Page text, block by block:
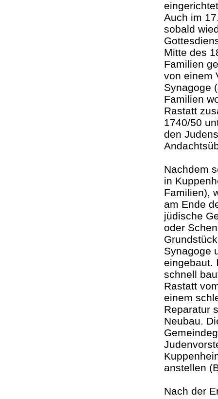
Auch im
sobald
Mitte des
Familien
von einem
Synagoge
Familien
Rastatt
1740/50
den
Nachdem
in
Familien),
am Ende
jüdische
oder
Synagoge
eingebaut.
schnell
Rastatt
einem
Reparatur
Neubau.
anstellen
Nach der